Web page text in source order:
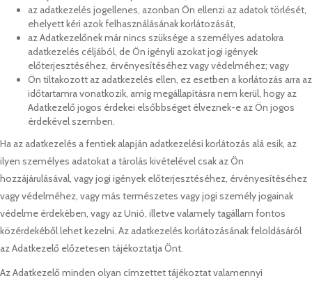
az adatkezelés jogellenes, azonban Ön ellenzi az adatok törlését,
ehelyett kéri azok felhasználásának korlátozását,
az Adatkezelőnek már nincs szüksége a személyes adatokra
adatkezelés céljából, de Ön igényli azokat jogi igények
előterjesztéséhez, érvényesítéséhez vagy védelméhez; vagy
Ön tiltakozott az adatkezelés ellen, ez esetben a korlátozás arra az
időtartamra vonatkozik, amíg megállapításra nem kerül, hogy az
Adatkezelő jogos érdekei elsőbbséget élveznek-e az Ön jogos
érdekével szemben.
Ha az adatkezelés a fentiek alapján adatkezelési korlátozás alá esik, az
ilyen személyes adatokat a tárolás kivételével csak az Ön
hozzájárulásával, vagy jogi igények előterjesztéséhez, érvényesítéséhez
vagy védelméhez, vagy más természetes vagy jogi személy jogainak
védelme érdekében, vagy az Unió, illetve valamely tagállam fontos
közérdekéből lehet kezelni. Az adatkezelés korlátozásának feloldásáról
az Adatkezelő előzetesen tájékoztatja Önt.
Az Adatkezelő minden olyan címzettet tájékoztat valamennyi